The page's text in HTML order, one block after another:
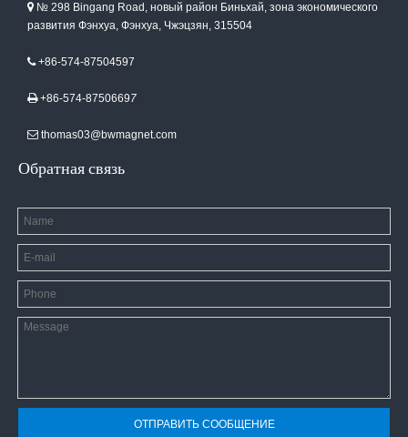
 № 298 Bingang Road, новый район Биньхай, зона экономического
развития Фэнхуа, Фэнхуа, Чжэцзян, 315504
+86-574-87504597
+86-574-87506697
 thomas03@bwmagnet.com
Обратная связь
ОТПРАВИТЬ СООБЩЕНИЕ